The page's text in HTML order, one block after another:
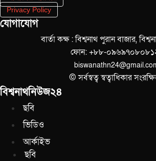
Privacy Policy
যোগাযোগ
বার্তা কক্ষ : বিশ্বনাথ পুরান বাজার,
ফোন: +৮৮-
© সর্বস্বত্ব স্বত্বাধিকার
বিশ্বনাথনিউজ২৪
ছবি
ভিডিও
আর্কাইভ
ছবি